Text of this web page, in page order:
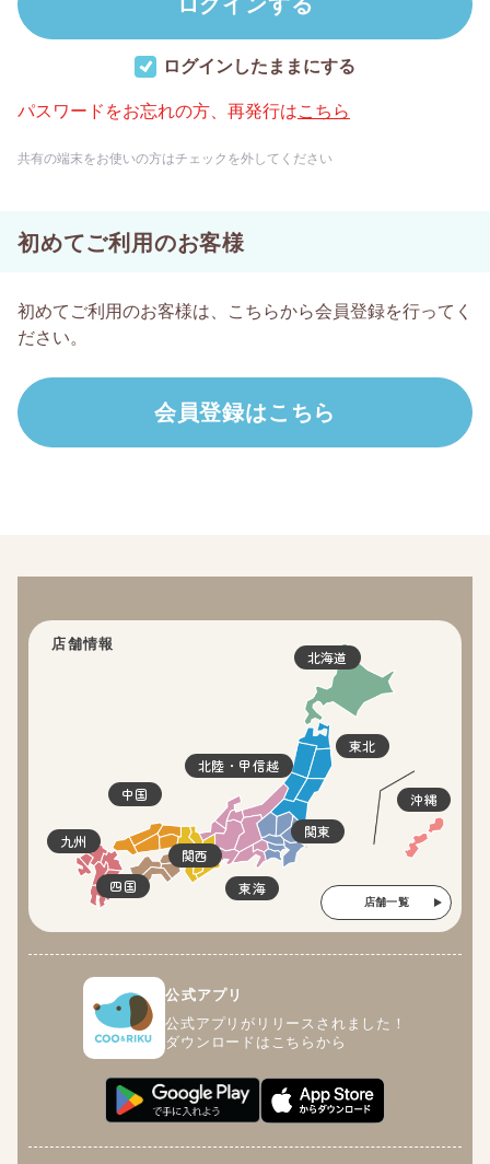
ログインしたままにする
パスワードをお忘れの方、再発行はこちら
共有の端末をお使いの方はチェックを外してください
初めてご利用のお客様
初めてご利用のお客様は、こちらから会員登録を行ってく
ださい。
店舗情報
北海道
東北
関東
北陸・甲信越
東海
関西
四国
中国
九州
沖縄
店舗一覧
公式アプリ
公式アプリがリリースされました！
ダウンロードはこちらから